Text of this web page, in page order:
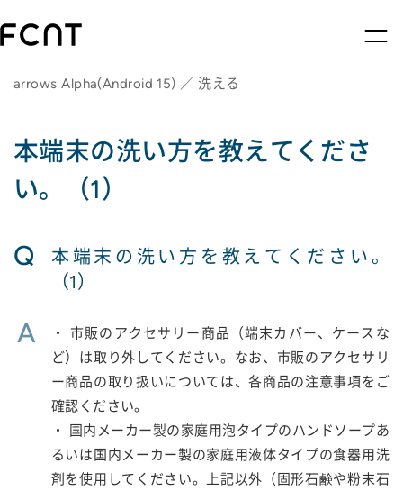
arrows Alpha(Android 15) ／ 洗える
本端末の洗い方を教えてくださ
い。（1）
Q
本端末の洗い方を教えてください。
（1）
A
・ 市販のアクセサリー商品（端末カバー、ケースな
ど）は取り外してください。なお、市販のアクセサリ
ー商品の取り扱いについては、各商品の注意事項をご
確認ください。
・ 国内メーカー製の家庭用泡タイプのハンドソープあ
るいは国内メーカー製の家庭用液体タイプの食器用洗
剤を使用してください。上記以外（固形石鹸や粉末石